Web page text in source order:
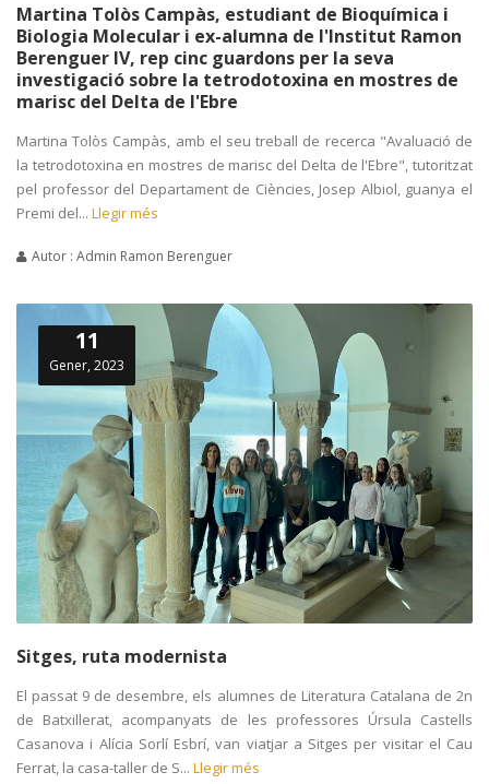
Martina Tolòs Campàs, estudiant de Bioquímica i
Biologia Molecular i ex-alumna de l'Institut Ramon
Berenguer IV, rep cinc guardons per la seva
investigació sobre la tetrodotoxina en mostres de
marisc del Delta de l'Ebre
Martina Tolòs Campàs, amb el seu treball de recerca "Avaluació de
la tetrodotoxina en mostres de marisc del Delta de l'Ebre", tutoritzat
pel professor del Departament de Ciències, Josep Albiol, guanya el
Premi del... Llegir més
Autor : Admin Ramon Berenguer
11
Gener, 2023
Sitges, ruta modernista
El passat 9 de desembre, els alumnes de Literatura Catalana de 2n
de Batxillerat, acompanyats de les professores Úrsula Castells
Casanova i Alícia Sorlí Esbrí, van viatjar a Sitges per visitar el Cau
Ferrat, la casa-taller de S... Llegir més